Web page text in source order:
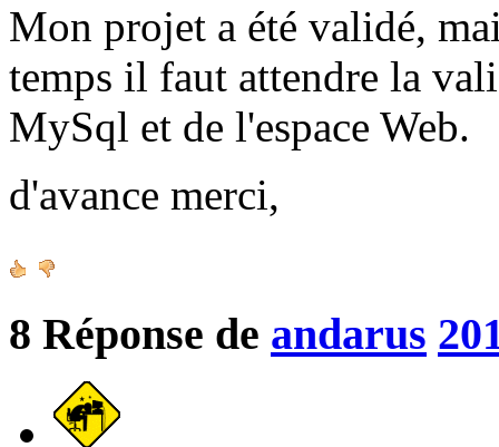
Mon projet a été validé,
temps il faut attendre la
MySql et de l'espace Web.
d'avance merci,
8 Réponse de andarus